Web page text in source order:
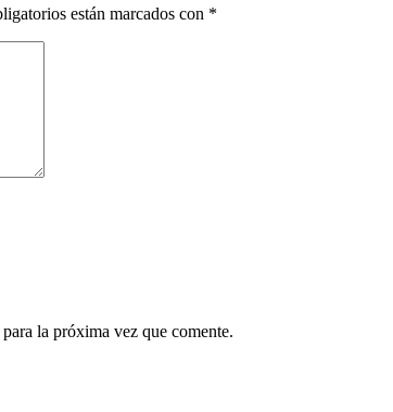
están marcados con *
la próxima vez que comente.